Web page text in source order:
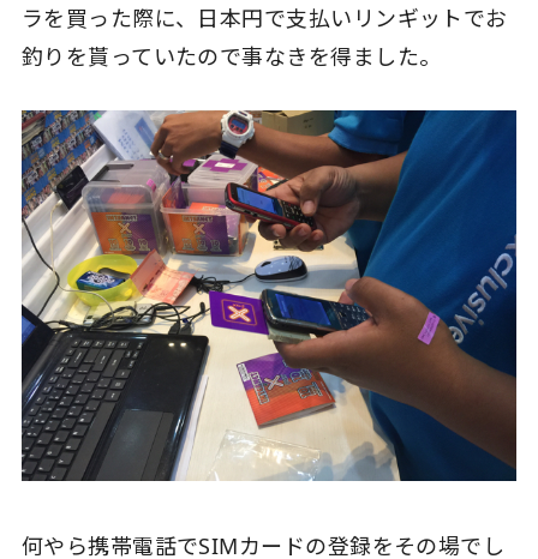
ラを買った際に、日本円で支払いリンギットでお
釣りを貰っていたので事なきを得ました。
何やら携帯電話でSIMカードの登録をその場でし